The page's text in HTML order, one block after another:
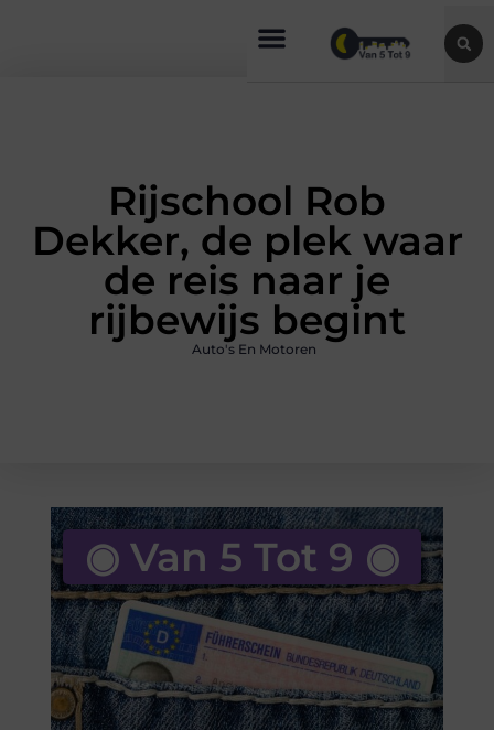
Rijschool Rob
Dekker, de plek waar
de reis naar je
rijbewijs begint
Auto's En Motoren
◉ Van 5 Tot 9 ◉